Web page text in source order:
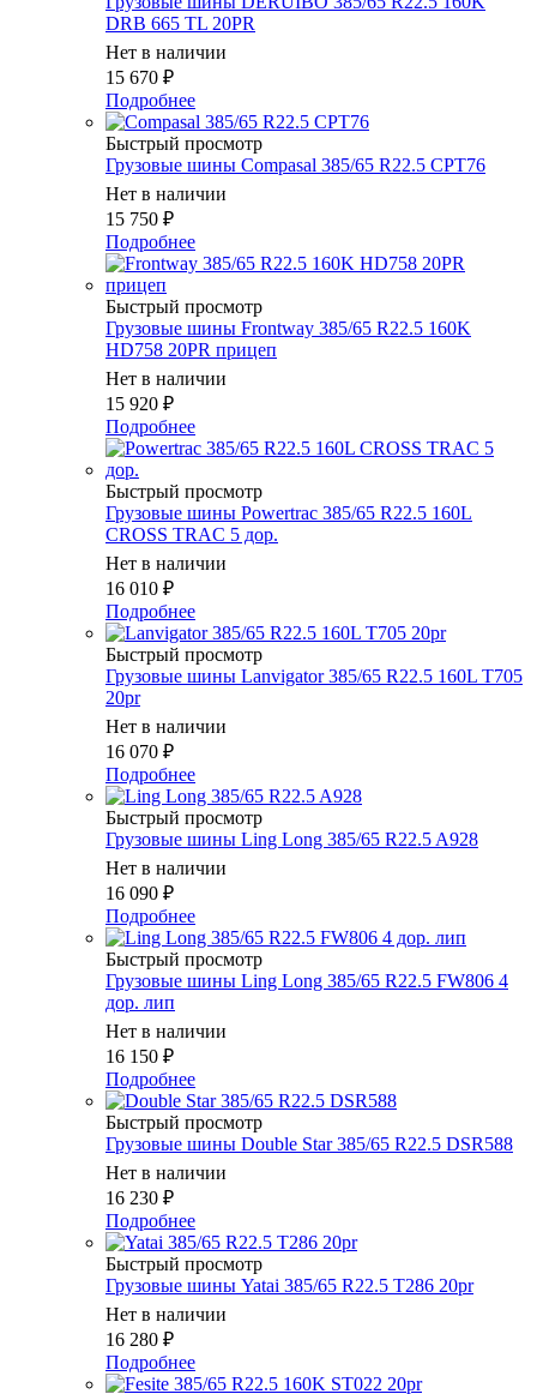
DRB 665 TL 20PR
Нет в наличии
15 670 ₽
Подробнее
Быстрый просмотр
Грузовые шины Compasal 385/65 R22.5 CPT76
Нет в наличии
15 750 ₽
Подробнее
Быстрый просмотр
Грузовые шины Frontway 385/65 R22.5 160K
HD758 20PR прицеп
Нет в наличии
15 920 ₽
Подробнее
Быстрый просмотр
Грузовые шины Powertrac 385/65 R22.5 160L
CROSS TRAC 5 дор.
Нет в наличии
16 010 ₽
Подробнее
Быстрый просмотр
Грузовые шины Lanvigator 385/65 R22.5 160L T705
20pr
Нет в наличии
16 070 ₽
Подробнее
Быстрый просмотр
Грузовые шины Ling Long 385/65 R22.5 A928
Нет в наличии
16 090 ₽
Подробнее
Быстрый просмотр
Грузовые шины Ling Long 385/65 R22.5 FW806 4
дор. лип
Нет в наличии
16 150 ₽
Подробнее
Быстрый просмотр
Грузовые шины Double Star 385/65 R22.5 DSR588
Нет в наличии
16 230 ₽
Подробнее
Быстрый просмотр
Грузовые шины Yatai 385/65 R22.5 T286 20pr
Нет в наличии
16 280 ₽
Подробнее